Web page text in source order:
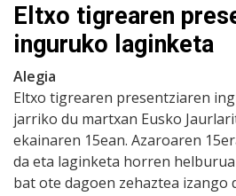
Eltxo tigrearen
inguruko laginketa
Alegia
Eltxo tigrearen presentziaren
jarriko du martxan Eusko
ekainaren 15ean. Azaroaren
da eta laginketa horren
bat ote dagoen zehaztea izango